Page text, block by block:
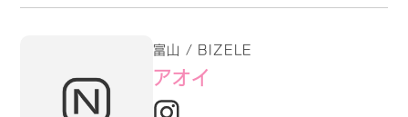
富山 / BIZELE
アオイ